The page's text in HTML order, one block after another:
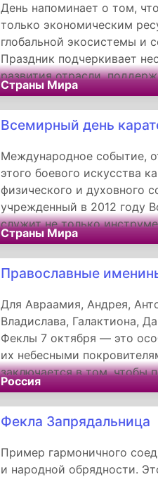
медицинской помощи и
День напоминает о том,
только экономическим
глобальной экосистемы и
Праздник подчеркивает
развития отрасли,
сохранения многовековых
продолжает объединять
одним из самых
Страны Мира
Всемирный день
Международное событие,
этого боевого искусства
физического и духовного
учрежденный в 2012 году
служит не только
и платформой для
этом глубокую
назад. Многообразие
тренировок, делает его
людей всех возрастов и
подтверждая статус этого
человечества.
Страны Мира
Православные
Для Авраамия, Андрея,
Владислава, Галактиона,
Феклы 7 октября — это
их небесными
заключается в том, чтобы
своего святого, стремясь
добродетелям в
Россия
Фекла Запрядальница
Пример гармоничного
и народной обрядности.